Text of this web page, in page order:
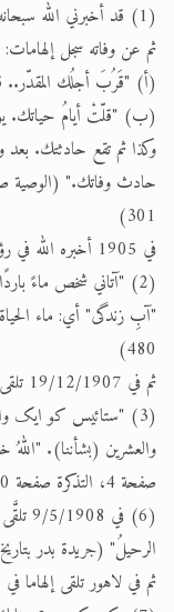
(1) قد أخبرني الله سبحانه وتعالى بوحيه المتواتر أنّ موعد وفاتي قد دنا.
ثم عن وفاته سجل إلهامات:
(أ) "قَرُبَ أجلُك المقدّر..
(ب) "قلّتْ أيامُ حياتك.
وكذا ثم تقع حادثتك. بعد
301)
في 1905 أخبره الله في رؤيا عن عمره المتبقي فكتب حضرته عن ذلك:
(2) "آتاني شخص ماءً
480)
ثم في 19/12/1907 تلقى إلهاما:
(3) "ستائیس کو ایک
صفحة 4، التذكرة صفحة 630)
(6)
الرحيلُ" (جريدة بدر بتاريخ 26/5/1908 صفحة 7)
ثم في لاهور تلقى إلهاما في 17/5/1908: